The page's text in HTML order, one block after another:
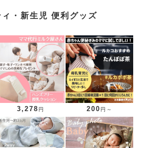
ィ・新生児 便利グッズ
3,278 円 200 円～